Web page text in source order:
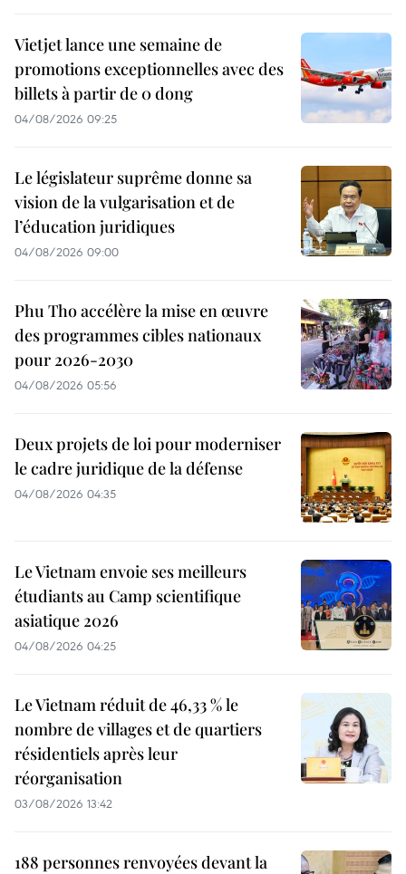
Vietjet lance une semaine de
promotions exceptionnelles avec des
billets à partir de 0 dong
04/08/2026 09:25
Le législateur suprême donne sa
vision de la vulgarisation et de
l’éducation juridiques
04/08/2026 09:00
Phu Tho accélère la mise en œuvre
des programmes cibles nationaux
pour 2026-2030
04/08/2026 05:56
Deux projets de loi pour moderniser
le cadre juridique de la défense
04/08/2026 04:35
Le Vietnam envoie ses meilleurs
étudiants au Camp scientifique
asiatique 2026
04/08/2026 04:25
Le Vietnam réduit de 46,33 % le
nombre de villages et de quartiers
résidentiels après leur
réorganisation
03/08/2026 13:42
188 personnes renvoyées devant la